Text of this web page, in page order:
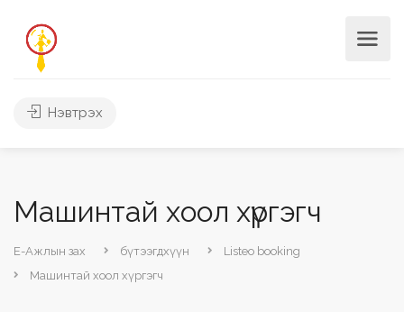
Нэвтрэх
Машинтай хоол хүргэгч
Е-Ажлын зах бүтээгдхүүн
Listeo booking
Машинтай хоол хүргэгч